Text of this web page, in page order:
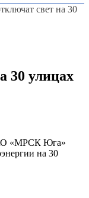
свет на 30
30 улицах
«МРСК Юга»
на 30